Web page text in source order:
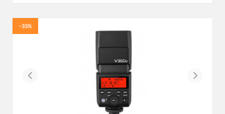
-33%
Previous Next